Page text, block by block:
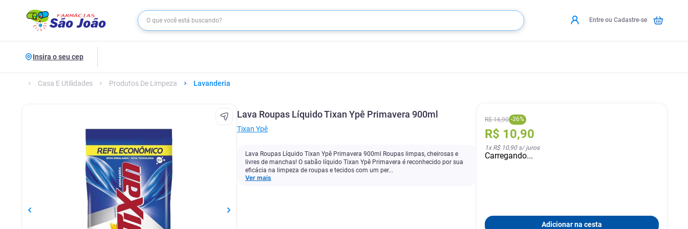
Entre ou Cadastre-se
Insira o seu cep
Casa E Utilidades Produtos De Limpeza Lavanderia
Lava Roupas Líquido Tixan Ypê Primavera 900ml
Tixan Ypê
Lava Roupas Líquido Tixan Ypê Primavera 900ml Roupas limpas, cheirosas e
livres de manchas! O sabão líquido Tixan Ypê Primavera é reconhecido por sua
eficácia na limpeza de roupas e tecidos com um per...
Ver mais
R$ 16,90 -36%
R$ 10,90
1x R$ 10,90s/ juros
Carregando...
Adicionar na cesta